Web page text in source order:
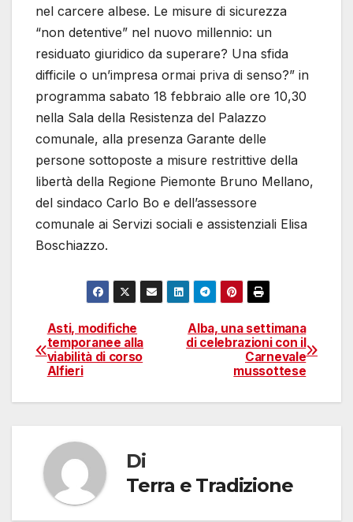
nel carcere albese. Le misure di sicurezza
“non detentive” nel nuovo millennio: un
residuato giuridico da superare? Una sfida
difficile o un’impresa ormai priva di senso?” in
programma sabato 18 febbraio alle ore 10,30
nella Sala della Resistenza del Palazzo
comunale, alla presenza Garante delle
persone sottoposte a misure restrittive della
libertà della Regione Piemonte Bruno Mellano,
del sindaco Carlo Bo e dell’assessore
comunale ai Servizi sociali e assistenziali Elisa
Boschiazzo.
Navigazione
articoli
Alba, una settimana
di celebrazioni con il
Carnevale
mussottese
Asti, modifiche
temporanee alla
viabilità di corso
Alfieri
Di
Terra e Tradizione